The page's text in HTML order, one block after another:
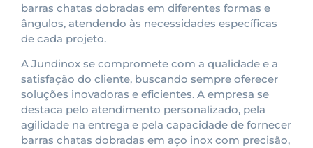
barras chatas dobradas em diferentes formas e
ângulos, atendendo às necessidades específicas
de cada projeto.
A Jundinox se compromete com a qualidade e a
satisfação do cliente, buscando sempre oferecer
soluções inovadoras e eficientes. A empresa se
destaca pelo atendimento personalizado, pela
agilidade na entrega e pela capacidade de fornecer
barras chatas dobradas em aço inox com precisão,